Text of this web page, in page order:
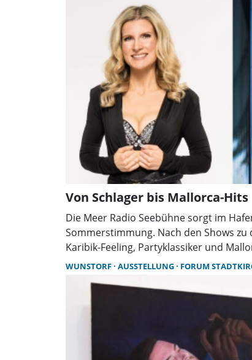
Von Schlager bis Mallorca-Hits
Die Meer Radio Seebühne sorgt im
Sommerstimmung. Nach den Shows zu
Karibik-Feeling, Partyklassiker und
Eintritt zu allen Musikabenden ist frei.
WUNSTORF AUSSTELLUNG FORUM